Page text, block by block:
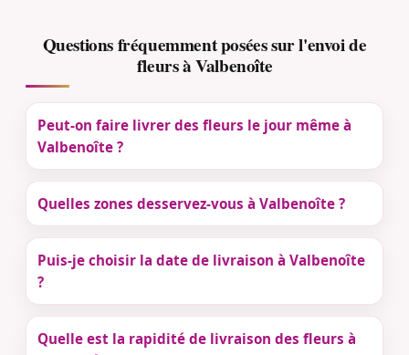
Questions fréquemment posées sur l'envoi de
fleurs à Valbenoîte
Peut-on faire livrer des fleurs le jour même à
Valbenoîte ?
Quelles zones desservez-vous à Valbenoîte ?
Puis-je choisir la date de livraison à Valbenoîte
?
Quelle est la rapidité de livraison des fleurs à